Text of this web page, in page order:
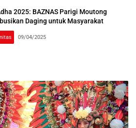
2025: BAZNAS Parigi Moutong
Daging untuk Masyarakat
09/04/2025